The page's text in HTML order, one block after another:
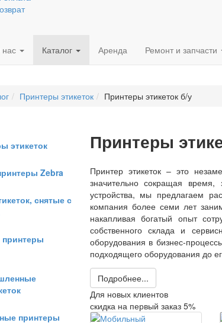
Каталог Аренда Ремонт и запчасти
Принтеры этикеток Принтеры этикеток б/у
Принтеры
Принтер этикеток – это
значительно сокращая
устройства, мы предлагаем
компания более семи лет
накапливая богатый опыт
собственного склада и
оборудования в бизнес-
подходящего оборудования до
Подробнее...
Для новых клиентов
скидка на первый заказ 5%
этикеток
Zebra
снятые с
принтеры